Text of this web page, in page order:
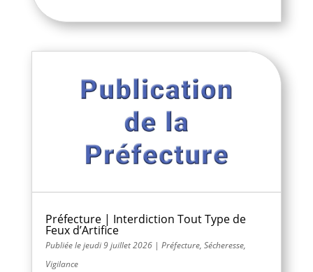
Préfecture | Interdiction Tout Type de
Feux d’Artifice
jeudi 9 juillet 2026| Préfecture, Sécheresse,
Vigilance